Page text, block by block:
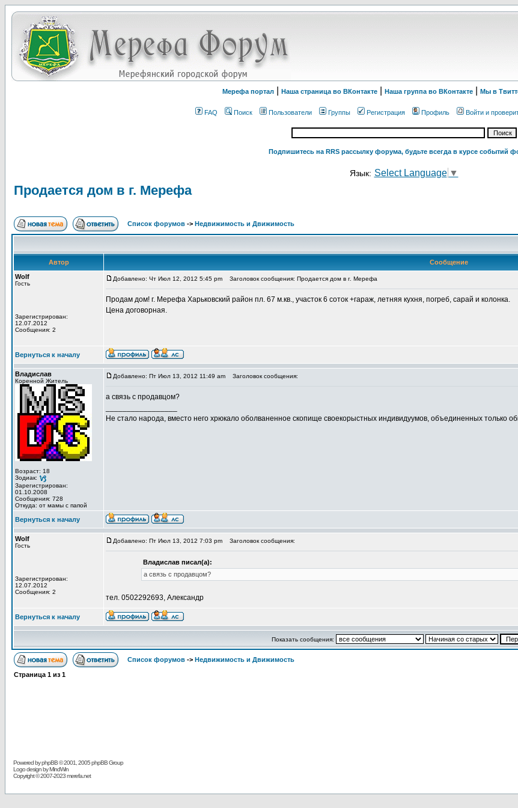
Мерефа портал| Наша страница во ВКонтакте| Наша группа во ВКонтакте| Мы в
FAQ Поиск Пользователи Группы Регистрация Профиль Войти и
Подпишитесь на RRS рассылку форума, будьте всегда в курсе событий
Язык: Select Language ▼
Продается дом в г. Мерефа
Список форумов -> Недвижимость и Движимость
Автор
Сообщение
Wolf
Гость
Зарегистрирован:
12.07.2012
Сообщения: 2
Добавлено: Чт Июл 12, 2012 5:45 pm Заголовок сообщения: Продается дом в г. Мерефа
Продам дом! г. Мерефа Харьковский район пл. 67 м.кв., участок 6 соток +гараж, летняя кухня, погреб, сарай и колонка.
Цена договорная.
Вернуться к началу
Владислав
Коренной Житель
Возраст: 18
Зодиак:
Зарегистрирован:
01.10.2008
Сообщения: 728
Откуда: от мамы с папой
Добавлено: Пт Июл 13, 2012 11:49 am Заголовок сообщения:
а связь с продавцом?
Не стало народа, вместо него хрюкало оболваненное скопище своекорыстных индивидуумов, объединенных только
Вернуться к началу
Wolf
Гость
Зарегистрирован:
12.07.2012
Сообщения: 2
Добавлено: Пт Июл 13, 2012 7:03 pm Заголовок сообщения:
Владислав писал(а):
а связь с продавцом?
тел. 0502292693, Александр
Вернуться к началу
Показать сообщения:
Список форумов -> Недвижимость и Движимость
Страница 1 из 1
Powered byphpBB© 2001, 2005 phpBB Group
Logo design by MindWin
Copyright © 2007-2023 merefa.net